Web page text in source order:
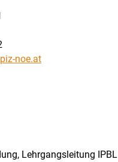
noe.at
Lehrgangsleitung IPBL